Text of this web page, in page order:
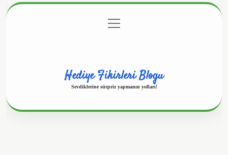
Gizlilik Politikası
menüyü
aç
Hediye Fikirleri Blogu
Sevdiklerine sürpriz yapmanın yolları!